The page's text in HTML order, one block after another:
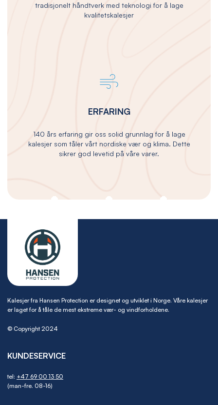
tradisjonelt håndtverk med teknologi for å lage
kvalitetskalesjer
ERFARING
140 års erfaring gir oss solid grunnlag for å lage
kalesjer som tåler vårt nordiske vær og klima. Dette
sikrer god levetid på våre varer.
Kalesjer fra Hansen Protection er designet og utviklet i Norge. Våre kalesjer
er laget for å tåle de mest ekstreme vær- og vindforholdene.
© Copyright 2024
KUNDESERVICE
tel: +47 69 00 13 50
(man-fre. 08-16)